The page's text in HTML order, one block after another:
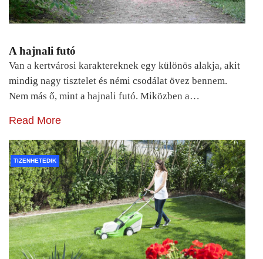
A hajnali futó
Van a kertvárosi karaktereknek egy különös alakja, akit
mindig nagy tisztelet és némi csodálat övez bennem.
Nem más ő, mint a hajnali futó. Miközben a…
Read More
TIZENHETEDIK